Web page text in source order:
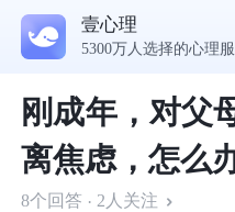
壹心理
5300万人选择的心理
刚成年，对父
离焦虑，怎么
8个回答 ·2人关注